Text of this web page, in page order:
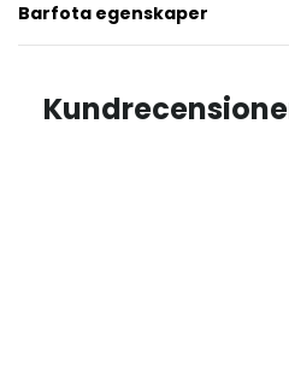
Barfota egenskaper